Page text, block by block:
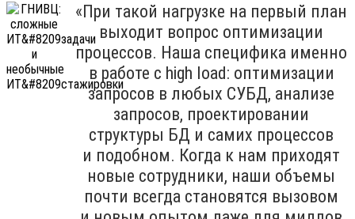
«При такой нагрузке на первый план
выходит вопрос оптимизации
процессов. Наша специфика именно
в работе с high load: оптимизации
запросов в любых СУБД, анализе
запросов, проектировании
структуры БД и самих процессов
и подобном. Когда к нам приходят
новые сотрудники, наши объемы
почти всегда становятся вызовом